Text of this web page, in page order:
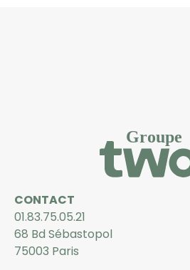
CONTACT
01.83.75.05.21
68 Bd Sébastopol
75003 Paris